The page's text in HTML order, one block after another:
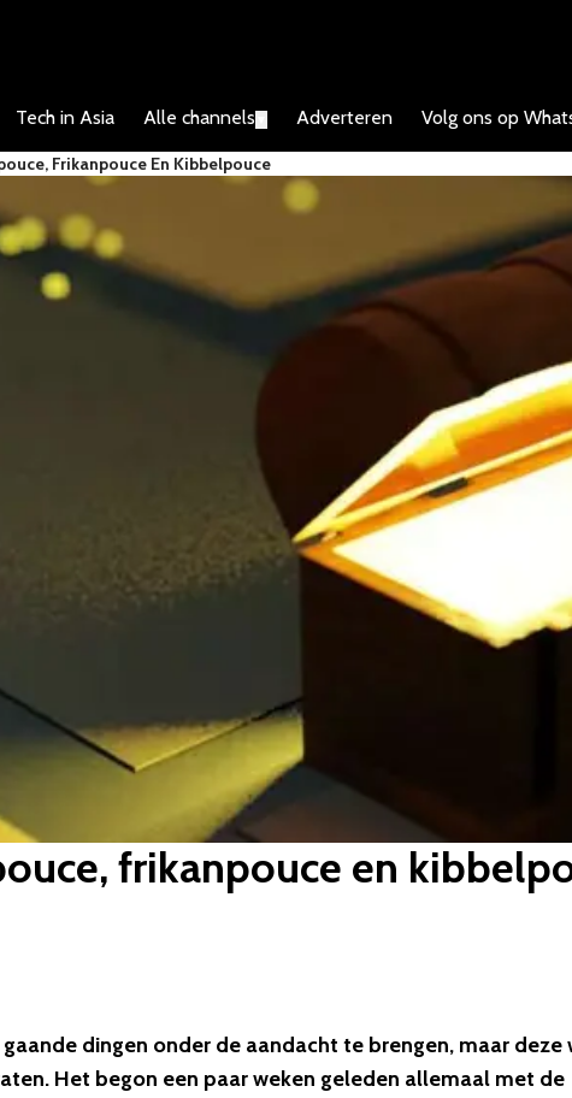
Tech in Asia Alle channels Adverteren Volg ons op
Frikanpouce En Kibbelpouce
frikanpouce en
dingen onder de aandacht te brengen, maar deze
Het begon een paar weken geleden allemaal met de